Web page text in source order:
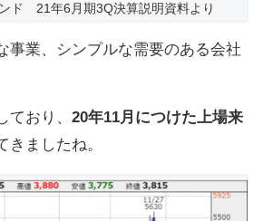
ド 21年6月期3Q決算説明資料より
事業、シンプルな需要のある会社
おり、 20年11月につけた上場来
きましたね。